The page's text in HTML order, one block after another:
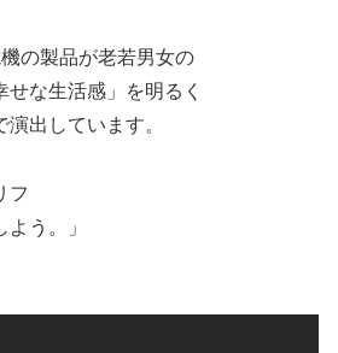
の製品が老若男女の
せな生活感」を明るく
出しています。
フ
よう。」